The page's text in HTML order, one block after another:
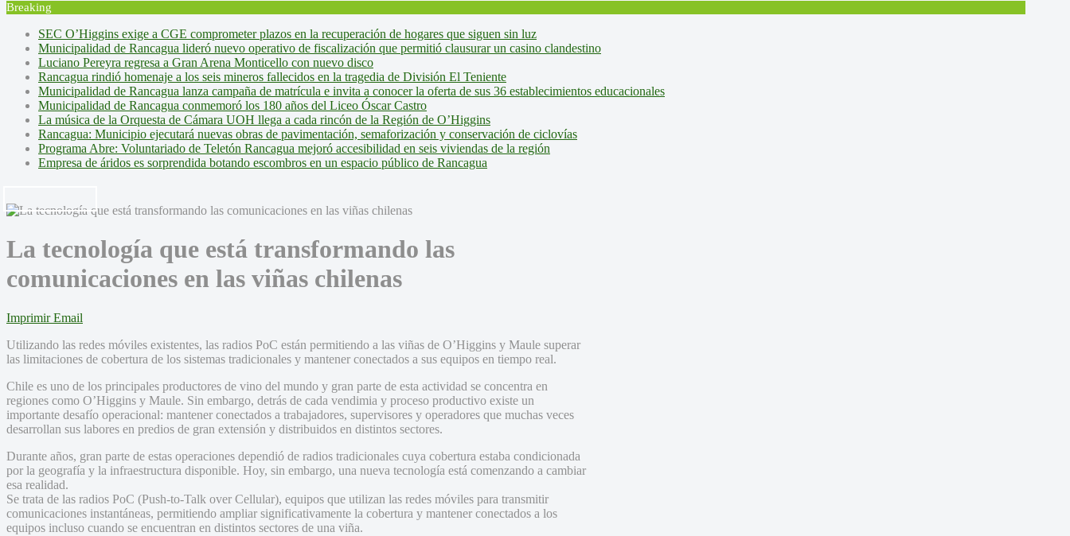
Breaking
SEC O’Higgins exige a CGE comprometer plazos en la recuperación de hogares que siguen sin luz
Municipalidad de Rancagua lideró nuevo operativo de fiscalización que permitió clausurar un casino clandestino
Luciano Pereyra regresa a Gran Arena Monticello con nuevo disco
Rancagua rindió homenaje a los seis mineros fallecidos en la tragedia de División El Teniente
Municipalidad de Rancagua lanza campaña de matrícula e invita a conocer la oferta de sus 36 establecimientos educacionales
Municipalidad de Rancagua conmemoró los 180 años del Liceo Óscar Castro
La música de la Orquesta de Cámara UOH llega a cada rincón de la Región de O’Higgins
Rancagua: Municipio ejecutará nuevas obras de pavimentación, semaforización y conservación de ciclovías
Programa Abre: Voluntariado de Teletón Rancagua mejoró accesibilidad en seis viviendas de la región
Empresa de áridos es sorprendida botando escombros en un espacio público de Rancagua
La tecnología que está transformando las
comunicaciones en las viñas chilenas
Imprimir Email
Utilizando las redes móviles existentes, las radios PoC están permitiendo a las viñas de O’Higgins y Maule superar
las limitaciones de cobertura de los sistemas tradicionales y mantener conectados a sus equipos en tiempo real.
Chile es uno de los principales productores de vino del mundo y gran parte de esta actividad se concentra en
regiones como O’Higgins y Maule. Sin embargo, detrás de cada vendimia y proceso productivo existe un
importante desafío operacional: mantener conectados a trabajadores, supervisores y operadores que muchas veces
desarrollan sus labores en predios de gran extensión y distribuidos en distintos sectores.
Durante años, gran parte de estas operaciones dependió de radios tradicionales cuya cobertura estaba condicionada
por la geografía y la infraestructura disponible. Hoy, sin embargo, una nueva tecnología está comenzando a cambiar
esa realidad.
Se trata de las radios PoC (Push-to-Talk over Cellular), equipos que utilizan las redes móviles para transmitir
comunicaciones instantáneas, permitiendo ampliar significativamente la cobertura y mantener conectados a los
equipos incluso cuando se encuentran en distintos sectores de una viña.